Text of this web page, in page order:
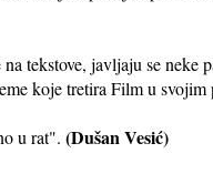
tekstove, javljaju se neke
koje tretira Film u svojim
u rat". (Dušan Vesić)